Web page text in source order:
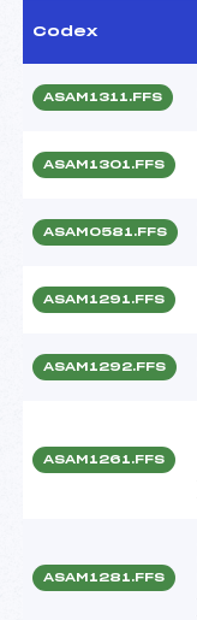
Codex
ASAM1311.FFS
ASAM1301.FFS
ASAM0581.FFS
ASAM1291.FFS
ASAM1292.FFS
ASAM1261.FFS
ASAM1281.FFS